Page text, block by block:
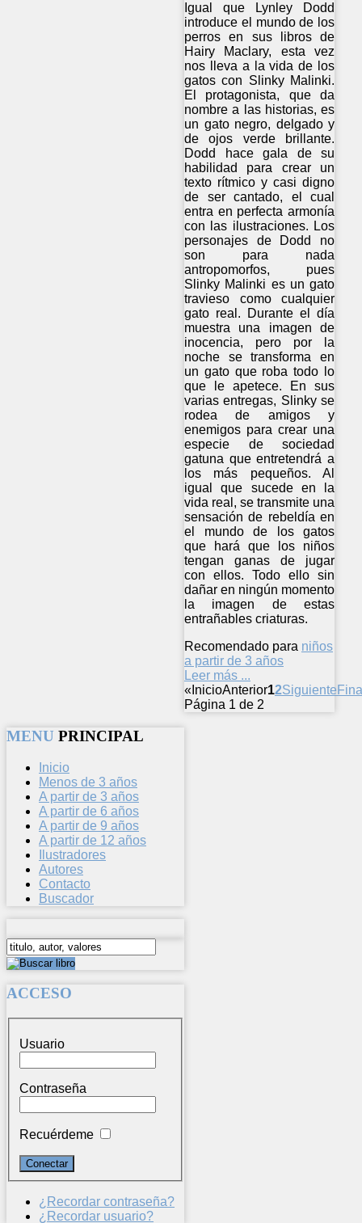
Igual que Lynley Dodd
introduce el mundo de los
perros en sus libros de
Hairy Maclary, esta vez
nos lleva a la vida de los
gatos con Slinky Malinki.
El protagonista, que da
nombre a las historias, es
un gato negro, delgado y
de ojos verde brillante.
Dodd hace gala de su
habilidad para crear un
texto rítmico y casi digno
de ser cantado, el cual
entra en perfecta armonía
con las ilustraciones. Los
personajes de Dodd no
son para nada
antropomorfos, pues
Slinky Malinki es un gato
travieso como cualquier
gato real. Durante el día
muestra una imagen de
inocencia, pero por la
noche se transforma en
un gato que roba todo lo
que le apetece. En sus
varias entregas, Slinky se
rodea de amigos y
enemigos para crear una
especie de sociedad
gatuna que entretendrá a
los más pequeños. Al
igual que sucede en la
vida real, se transmite una
sensación de rebeldía en
el mundo de los gatos
que hará que los niños
tengan ganas de jugar
con ellos. Todo ello sin
dañar en ningún momento
la imagen de estas
entrañables criaturas.
Recomendado para niños
a partir de 3 años
Leer más ...
« InicioAnterior12Siguiente
Página 1 de 2
MENU PRINCIPAL
Inicio
Menos de 3 años
A partir de 3 años
A partir de 6 años
A partir de 9 años
A partir de 12 años
Ilustradores
Autores
Contacto
Buscador
ACCESO
Usuario
Contraseña
Recuérdeme
¿Recordar contraseña?
¿Recordar usuario?